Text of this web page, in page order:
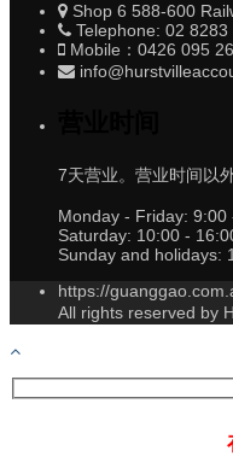
Shop 6 588-600
Telephone: 02 8283
Mobile：0426 095
7天营业。营业时间以
Monday - Friday: 9:00
Saturday: 10:00 -
Sunday and holidays:
https://
All rights reserved by